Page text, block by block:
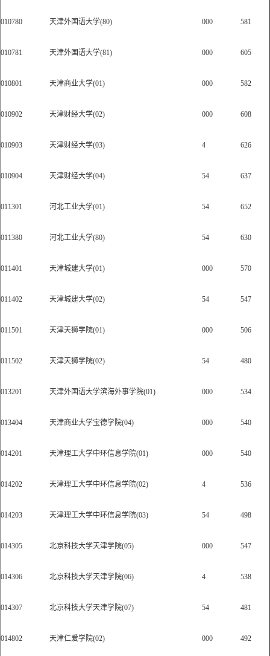
010780 天津外国语大学(80) 000 581
010781 天津外国语大学(81) 000 605
010801 天津商业大学(01) 000 582
010902 天津财经大学(02) 000 608
010903 天津财经大学(03) 4 626
010904 天津财经大学(04) 54 637
011301 河北工业大学(01) 54 652
011380 河北工业大学(80) 54 630
011401 天津城建大学(01) 000 570
011402 天津城建大学(02) 54 547
011501 天津天狮学院(01) 000 506
011502 天津天狮学院(02) 54 480
013201 天津外国语大学滨海外事学院(01) 000 534
013404 天津商业大学宝德学院(04) 000 540
014201 天津理工大学中环信息学院(01) 000 540
014202 天津理工大学中环信息学院(02) 4 536
014203 天津理工大学中环信息学院(03) 54 498
014305 北京科技大学天津学院(05) 000 547
014306 北京科技大学天津学院(06) 4 538
014307 北京科技大学天津学院(07) 54 481
014802 天津仁爱学院(02) 000 492